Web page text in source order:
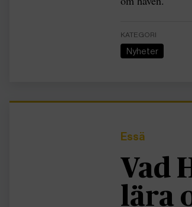
KATEGORI
Nyheter
Essä
Vad
lära